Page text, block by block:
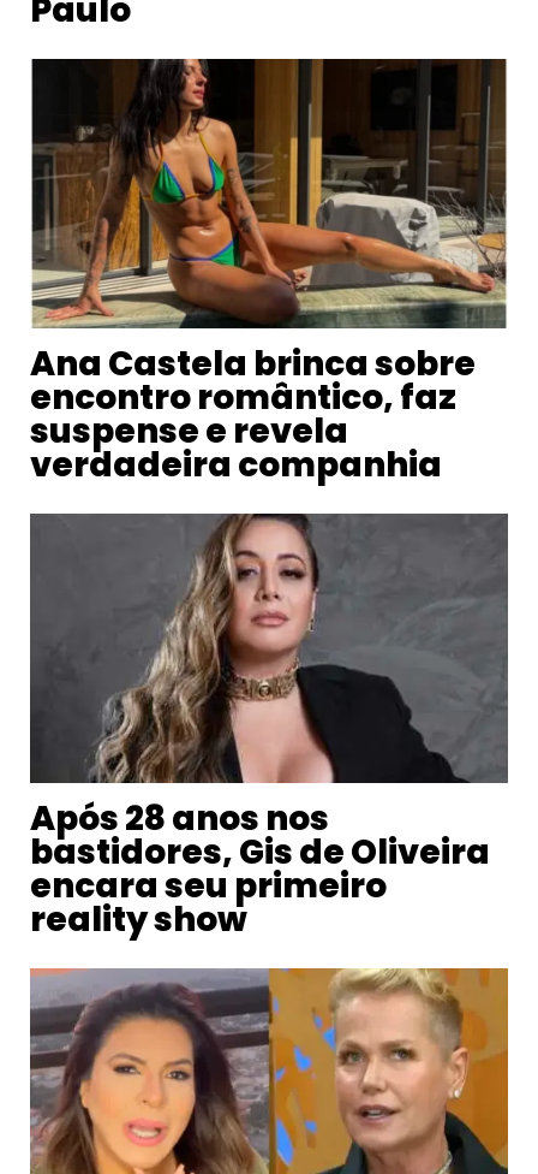
Paulo
Ana Castela brinca sobre
encontro romântico, faz
suspense e revela
verdadeira companhia
Após 28 anos nos
bastidores, Gis de Oliveira
encara seu primeiro
reality show